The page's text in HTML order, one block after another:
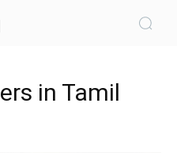
in Tamil